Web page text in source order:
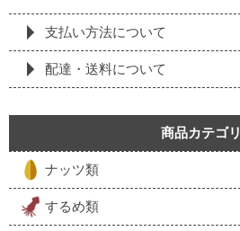
支払い方法について
配達・送料について
商品カテゴリ
ナッツ類
するめ類